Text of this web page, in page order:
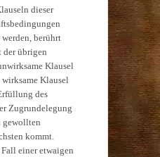
dieser
berührt
der übrigen
Klausel
Klausel
des
Zugrundelegung
gewollten
kommt.
einer etwaigen